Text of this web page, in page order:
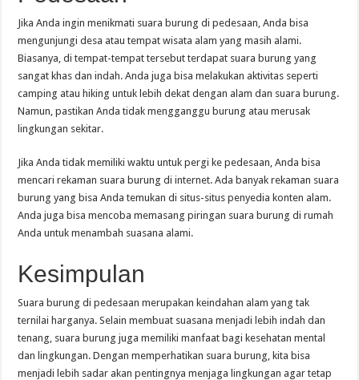
Jika Anda ingin menikmati suara burung di pedesaan, Anda bisa
mengunjungi desa atau tempat wisata alam yang masih alami.
Biasanya, di tempat-tempat tersebut terdapat suara burung yang
sangat khas dan indah. Anda juga bisa melakukan aktivitas seperti
camping atau hiking untuk lebih dekat dengan alam dan suara burung.
Namun, pastikan Anda tidak mengganggu burung atau merusak
lingkungan sekitar.
Jika Anda tidak memiliki waktu untuk pergi ke pedesaan, Anda bisa
mencari rekaman suara burung di internet. Ada banyak rekaman suara
burung yang bisa Anda temukan di situs-situs penyedia konten alam.
Anda juga bisa mencoba memasang piringan suara burung di rumah
Anda untuk menambah suasana alami.
Kesimpulan
Suara burung di pedesaan merupakan keindahan alam yang tak
ternilai harganya. Selain membuat suasana menjadi lebih indah dan
tenang, suara burung juga memiliki manfaat bagi kesehatan mental
dan lingkungan. Dengan memperhatikan suara burung, kita bisa
menjadi lebih sadar akan pentingnya menjaga lingkungan agar tetap